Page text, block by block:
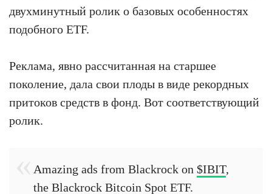
двухминутный ролик о базовых особенностях
подобного ETF.
Реклама, явно рассчитанная на старшее
поколение, дала свои плоды в виде рекордных
притоков средств в фонд. Вот соответствующий
ролик.
Amazing ads from Blackrock on $IBIT,
the Blackrock Bitcoin Spot ETF.